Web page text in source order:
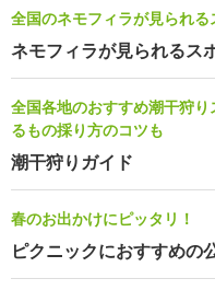
全国のネモフィラが見られ
ネモフィラが見られるス
全国各地のおすすめ潮干狩
るもの採り方のコツも
潮干狩りガイド
春のお出かけにピッタリ！
ピクニックにおすすめの